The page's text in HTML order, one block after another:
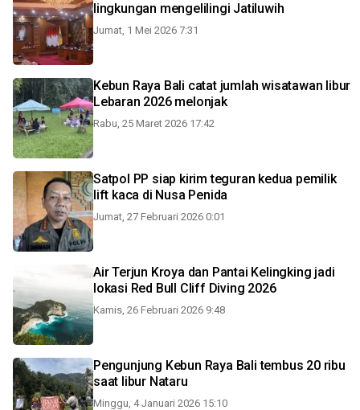
lingkungan mengelilingi Jatiluwih
Jumat, 1 Mei 2026 7:31
Kebun Raya Bali catat jumlah wisatawan libur
Lebaran 2026 melonjak
Rabu, 25 Maret 2026 17:42
Satpol PP siap kirim teguran kedua pemilik
lift kaca di Nusa Penida
Jumat, 27 Februari 2026 0:01
Air Terjun Kroya dan Pantai Kelingking jadi
lokasi Red Bull Cliff Diving 2026
Kamis, 26 Februari 2026 9:48
Pengunjung Kebun Raya Bali tembus 20 ribu
saat libur Nataru
Minggu, 4 Januari 2026 15:10